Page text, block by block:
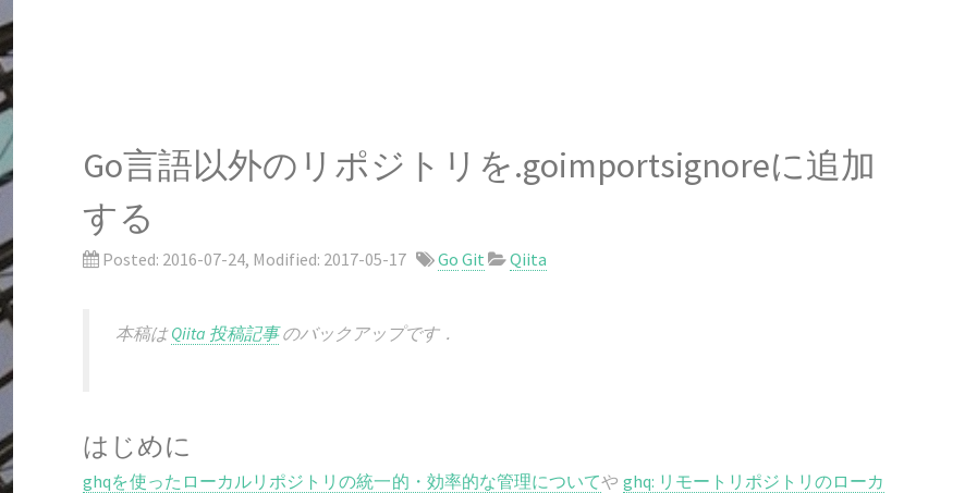
Go言語以外のリポジトリを.goimportsignoreに追加
する
Posted: 2016-07-24, Modified: 2017-05-17 Go Git Qiita
本稿はQiita 投稿記事のバックアップです．
はじめに
ghqを使ったローカルリポジトリの統一的・効率的な管理についてや ghq: リモートリポジトリのローカ